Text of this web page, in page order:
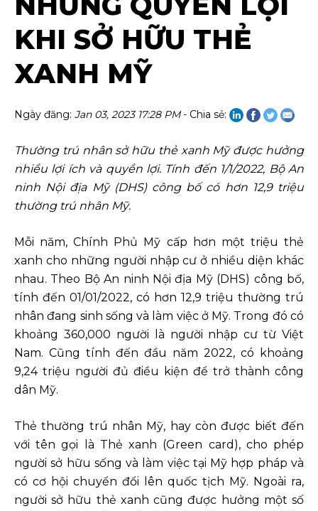
KHI SỞ HỮU THẺ
XANH MỸ
Ngày đăng: Jan 03, 2023 17:28 PM- Chia sẻ:
Thường trú nhân sở hữu thẻ xanh Mỹ được hưởng
nhiều lợi ích và quyền lợi. Tính đến 1/1/2022, Bộ An
ninh Nội địa Mỹ (DHS) công bố có hơn 12,9 triệu
thường trú nhân Mỹ.
Mỗi năm, Chính Phủ Mỹ cấp hơn một triệu thẻ
xanh cho những người nhập cư ở nhiều diện khác
nhau. Theo Bộ An ninh Nội địa Mỹ (DHS) công bố,
tính đến 01/01/2022, có hơn 12,9 triệu thường trú
nhân đang sinh sống và làm việc ở Mỹ. Trong đó có
khoảng 360,000 người là người nhập cư từ Việt
Nam. Cũng tính đến đầu năm 2022, có khoảng
9,24 triệu người đủ điều kiện để trở thành công
dân Mỹ.
Thẻ thường trú nhân Mỹ, hay còn được biết đến
với tên gọi là Thẻ xanh (Green card), cho phép
người sở hữu sống và làm việc tại Mỹ hợp pháp và
có cơ hội chuyển đổi lên quốc tịch Mỹ. Ngoài ra,
người sở hữu thẻ xanh cũng được hưởng một số